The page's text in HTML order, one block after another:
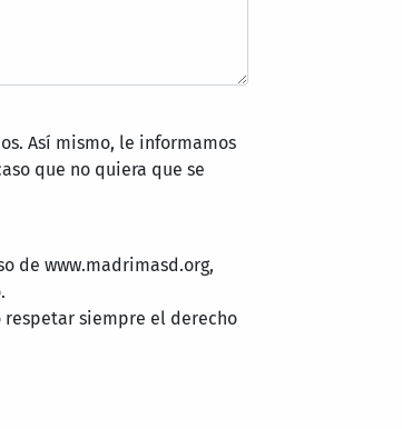
Así mismo, le informamos
que no quiera que se
de www.madrimasd.org,
siempre el derecho